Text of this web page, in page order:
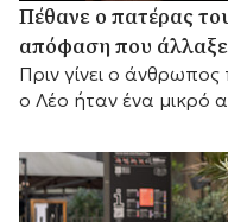
Πέθανε ο πατέρας
απόφαση που
Πριν γίνει ο
ο Λέο ήταν ένα μικρό
κυνηγήσει μαζί του